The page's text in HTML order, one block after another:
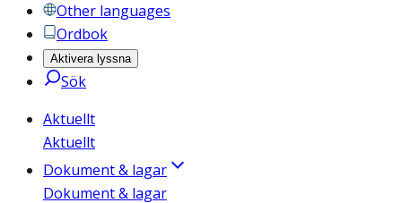
Other languages
Ordbok
Aktivera lyssna
Sök
Aktuellt
Aktuellt
Dokument & lagar
Dokument & lagar